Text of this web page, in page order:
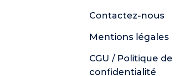
Contactez-nous
Mentions légales
CGU / Politique de
confidentialité